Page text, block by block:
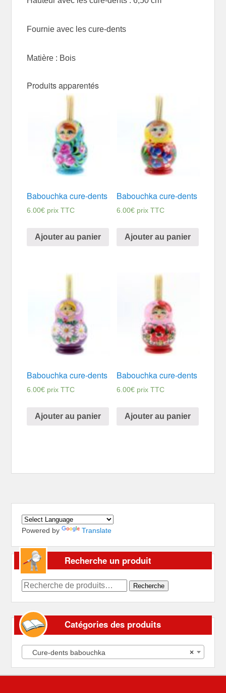
Fournie avec les cure-dents
Matière : Bois
Produits apparentés
Babouchka cure-dents
6.00€ prix TTC
Ajouter au panier
Babouchka cure-dents
6.00€ prix TTC
Ajouter au panier
Babouchka cure-dents
6.00€ prix TTC
Ajouter au panier
Babouchka cure-dents
6.00€ prix TTC
Ajouter au panier
Powered by Translate
Recherche un produit
Recherche
Recherche
Catégories des produits
×
Cure-dents babouchka